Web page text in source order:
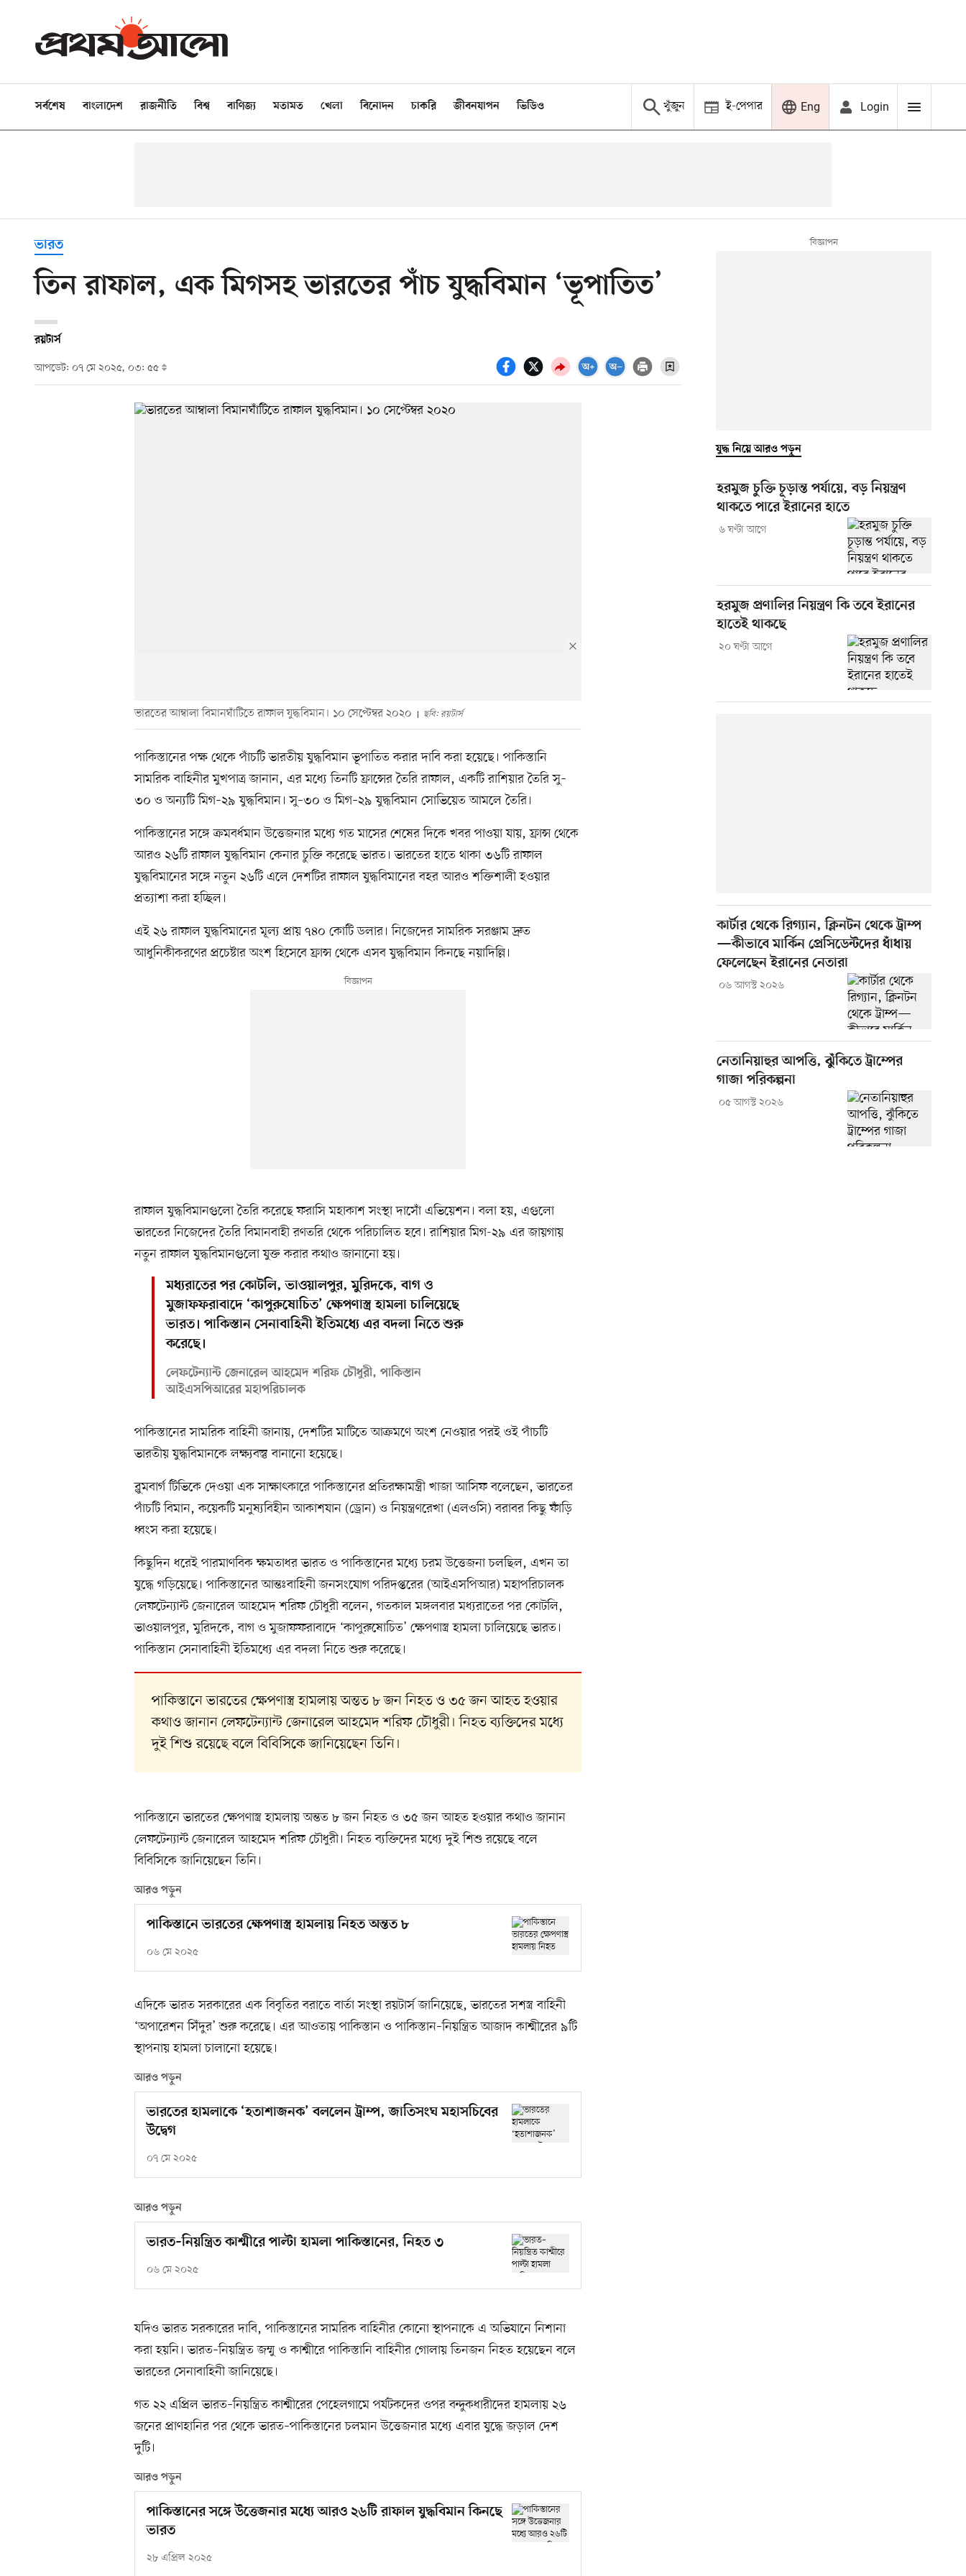
সর্বশেষ বাংলাদেশ রাজনীতি বিশ্ব বাণিজ্য মতামত খেলা বিনোদন চাকরি জীবনযাপন ভিডিও খুঁজুন ই-পেপার Eng Login
ভারত
তিন রাফাল, এক মিগসহ ভারতের পাঁচ যুদ্ধবিমান ‘ভূপাতিত’
রয়টার্স
আপডেট: ০৭ মে ২০২৫, ০৩: ৫৫
ভারতের আম্বালা বিমানঘাঁটিতে রাফাল যুদ্ধবিমান। ১০ সেপ্টেম্বর ২০২০ ছবি: রয়টার্স
পাকিস্তানের পক্ষ থেকে পাঁচটি ভারতীয় যুদ্ধবিমান ভূপাতিত করার দাবি করা হয়েছে। পাকিস্তানি
সামরিক বাহিনীর মুখপাত্র জানান, এর মধ্যে তিনটি ফ্রান্সের তৈরি রাফাল, একটি রাশিয়ার তৈরি সু–
৩০ ও অন্যটি মিগ–২৯ যুদ্ধবিমান। সু–৩০ ও মিগ–২৯ যুদ্ধবিমান সোভিয়েত আমলে তৈরি।
পাকিস্তানের সঙ্গে ক্রমবর্ধমান উত্তেজনার মধ্যে গত মাসের শেষের দিকে খবর পাওয়া যায়, ফ্রান্স থেকে
আরও ২৬টি রাফাল যুদ্ধবিমান কেনার চুক্তি করেছে ভারত। ভারতের হাতে থাকা ৩৬টি রাফাল
যুদ্ধবিমানের সঙ্গে নতুন ২৬টি এলে দেশটির রাফাল যুদ্ধবিমানের বহর আরও শক্তিশালী হওয়ার
প্রত্যাশা করা হচ্ছিল।
এই ২৬ রাফাল যুদ্ধবিমানের মূল্য প্রায় ৭৪০ কোটি ডলার। নিজেদের সামরিক সরঞ্জাম দ্রুত
আধুনিকীকরণের প্রচেষ্টার অংশ হিসেবে ফ্রান্স থেকে এসব যুদ্ধবিমান কিনছে নয়াদিল্লি।
রাফাল যুদ্ধবিমানগুলো তৈরি করেছে ফরাসি মহাকাশ সংস্থা দাসোঁ এভিয়েশন। বলা হয়, এগুলো
ভারতের নিজেদের তৈরি বিমানবাহী রণতরি থেকে পরিচালিত হবে। রাশিয়ার মিগ-২৯ এর জায়গায়
নতুন রাফাল যুদ্ধবিমানগুলো যুক্ত করার কথাও জানানো হয়।
মধ্যরাতের পর কোটলি, ভাওয়ালপুর, মুরিদকে, বাগ ও
মুজাফফরাবাদে ‘কাপুরুষোচিত’ ক্ষেপণাস্ত্র হামলা চালিয়েছে
ভারত। পাকিস্তান সেনাবাহিনী ইতিমধ্যে এর বদলা নিতে শুরু
করেছে।
লেফটেন্যান্ট জেনারেল আহমেদ শরিফ চৌধুরী, পাকিস্তান
আইএসপিআরের মহাপরিচালক
পাকিস্তানের সামরিক বাহিনী জানায়, দেশটির মাটিতে আক্রমণে অংশ নেওয়ার পরই ওই পাঁচটি
ভারতীয় যুদ্ধবিমানকে লক্ষ্যবস্তু বানানো হয়েছে।
ব্লুমবার্গ টিভিকে দেওয়া এক সাক্ষাৎকারে পাকিস্তানের প্রতিরক্ষামন্ত্রী খাজা আসিফ বলেছেন, ভারতের
পাঁচটি বিমান, কয়েকটি মনুষ্যবিহীন আকাশযান (ড্রোন) ও নিয়ন্ত্রণরেখা (এলওসি) বরাবর কিছু ফাঁড়ি
ধ্বংস করা হয়েছে।
কিছুদিন ধরেই পারমাণবিক ক্ষমতাধর ভারত ও পাকিস্তানের মধ্যে চরম উত্তেজনা চলছিল, এখন তা
যুদ্ধে গড়িয়েছে। পাকিস্তানের আন্তঃবাহিনী জনসংযোগ পরিদপ্তরের (আইএসপিআর) মহাপরিচালক
লেফটেন্যান্ট জেনারেল আহমেদ শরিফ চৌধুরী বলেন, গতকাল মঙ্গলবার মধ্যরাতের পর কোটলি,
ভাওয়ালপুর, মুরিদকে, বাগ ও মুজাফফরাবাদে ‘কাপুরুষোচিত’ ক্ষেপণাস্ত্র হামলা চালিয়েছে ভারত।
পাকিস্তান সেনাবাহিনী ইতিমধ্যে এর বদলা নিতে শুরু করেছে।
পাকিস্তানে ভারতের ক্ষেপণাস্ত্র হামলায় অন্তত ৮ জন নিহত ও ৩৫ জন আহত হওয়ার
কথাও জানান লেফটেন্যান্ট জেনারেল আহমেদ শরিফ চৌধুরী। নিহত ব্যক্তিদের মধ্যে
দুই শিশু রয়েছে বলে বিবিসিকে জানিয়েছেন তিনি।
পাকিস্তানে ভারতের ক্ষেপণাস্ত্র হামলায় অন্তত ৮ জন নিহত ও ৩৫ জন আহত হওয়ার কথাও জানান
লেফটেন্যান্ট জেনারেল আহমেদ শরিফ চৌধুরী। নিহত ব্যক্তিদের মধ্যে দুই শিশু রয়েছে বলে
বিবিসিকে জানিয়েছেন তিনি।
আরও পড়ুন
পাকিস্তানে ভারতের ক্ষেপণাস্ত্র হামলায় নিহত অন্তত ৮
০৬ মে ২০২৫
এদিকে ভারত সরকারের এক বিবৃতির বরাতে বার্তা সংস্থা রয়টার্স জানিয়েছে, ভারতের সশস্ত্র বাহিনী
‘অপারেশন সিঁদুর’ শুরু করেছে। এর আওতায় পাকিস্তান ও পাকিস্তান–নিয়ন্ত্রিত আজাদ কাশ্মীরের ৯টি
স্থাপনায় হামলা চালানো হয়েছে।
আরও পড়ুন
ভারতের হামলাকে ‘হতাশাজনক’ বললেন ট্রাম্প, জাতিসংঘ মহাসচিবের
উদ্বেগ
০৭ মে ২০২৫
আরও পড়ুন
ভারত–নিয়ন্ত্রিত কাশ্মীরে পাল্টা হামলা পাকিস্তানের, নিহত ৩
০৬ মে ২০২৫
যদিও ভারত সরকারের দাবি, পাকিস্তানের সামরিক বাহিনীর কোনো স্থাপনাকে এ অভিযানে নিশানা
করা হয়নি। ভারত–নিয়ন্ত্রিত জম্মু ও কাশ্মীরে পাকিস্তানি বাহিনীর গোলায় তিনজন নিহত হয়েছেন বলে
ভারতের সেনাবাহিনী জানিয়েছে।
গত ২২ এপ্রিল ভারত–নিয়ন্ত্রিত কাশ্মীরের পেহেলগামে পর্যটকদের ওপর বন্দুকধারীদের হামলায় ২৬
জনের প্রাণহানির পর থেকে ভারত–পাকিস্তানের চলমান উত্তেজনার মধ্যে এবার যুদ্ধে জড়াল দেশ
দুটি।
আরও পড়ুন
পাকিস্তানের সঙ্গে উত্তেজনার মধ্যে আরও ২৬টি রাফাল যুদ্ধবিমান কিনছে
ভারত
২৮ এপ্রিল ২০২৫
যুদ্ধ নিয়ে আরও পড়ুন
হরমুজ চুক্তি চূড়ান্ত পর্যায়ে, বড় নিয়ন্ত্রণ
থাকতে পারে ইরানের হাতে
৬ ঘণ্টা আগে
হরমুজ প্রণালির নিয়ন্ত্রণ কি তবে ইরানের
হাতেই থাকছে
২০ ঘণ্টা আগে
কার্টার থেকে রিগ্যান, ক্লিনটন থেকে ট্রাম্প
—কীভাবে মার্কিন প্রেসিডেন্টদের ধাঁধায়
ফেলেছেন ইরানের নেতারা
০৬ আগস্ট ২০২৬
নেতানিয়াহুর আপত্তি, ঝুঁকিতে ট্রাম্পের
গাজা পরিকল্পনা
০৫ আগস্ট ২০২৬